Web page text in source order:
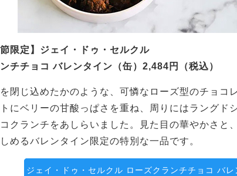
節限定】ジェイ・ドゥ・セルクル
チチョコ バレンタイン（缶）2,484円（税込）
閉じ込めたかのような、可憐なローズ型のチョコ
にベリーの甘酸っぱさを重ね、周りにはラングド
クランチをあしらいました。見た目の華やかさと
めるバレンタイン限定の特別な一品です。
ジェイ・ドゥ・セルクル ローズクランチチョコ バレ